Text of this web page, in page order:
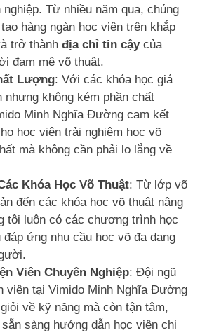
nghiệp. Từ nhiều năm qua, chúng
hàng ngàn học viên trên khắp
trở thànhđịa chỉ tin cậycủa
đam mê võ thuật.
Lượng: Với các khóa học giá
nhưng không kém phần chất
Minh Nghĩa Đường cam kết
học viên trải nghiệm học võ
mà không cần phải lo lắng về
Khóa Học Võ Thuật: Từ lớp võ
đến các khóa học võ thuật nâng
tôi luôn có các chương trình học
đáp ứng nhu cầu học võ đa dạng
Viên Chuyên Nghiệp: Đội ngũ
viên tại Vimido Minh Nghĩa Đường
về kỹ năng mà còn tận tâm,
sàng hướng dẫn học viên chi